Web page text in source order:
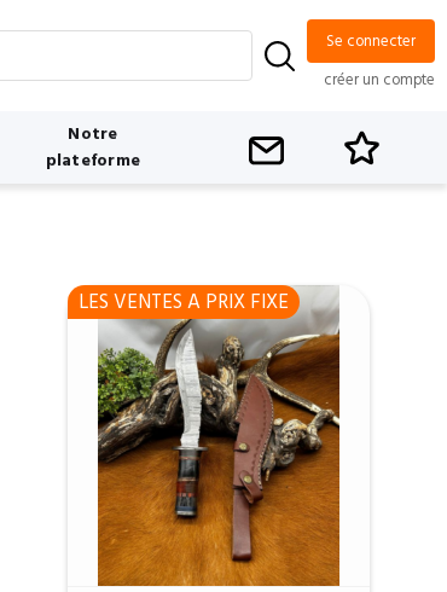
Se connecter
créer un compte
Notre
plateforme
LES VENTES A PRIX FIXE